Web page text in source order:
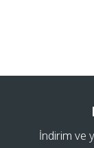
İndirim ve